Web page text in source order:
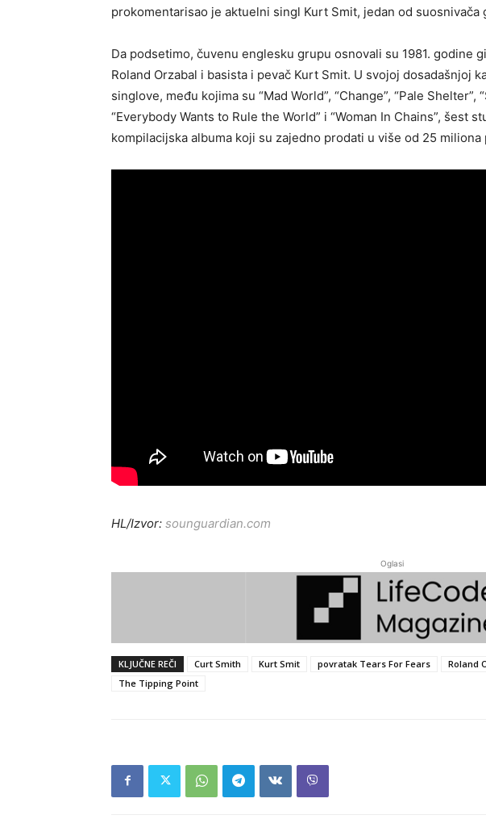
prokomentarisao je aktuelni singl Kurt Smit, jedan od suosnivača
Da podsetimo, čuvenu englesku grupu osnovali su 1981. godine
Roland Orzabal i basista i pevač Kurt Smit. U svojoj dosadašnjoj
singlove, među kojima su “Mad World”, “Change”, “Pale Shelter”,
“Everybody Wants to Rule the World” i “Woman In Chains”, šest
kompilacijska albuma koji su zajedno prodati u više od 25 miliona
HL/Izvor: sounguardian.com
Oglasi
KLJUČNE REČI Curt Smith Kurt Smit povratak Tears For Fears Roland
The Tipping Point